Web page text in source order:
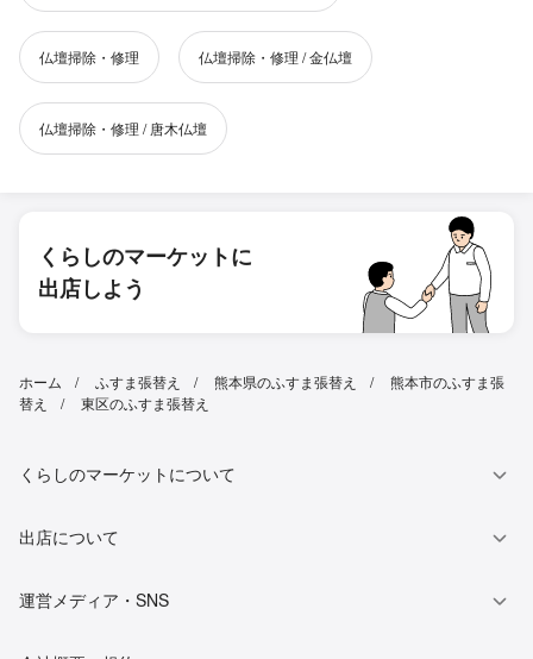
仏壇掃除・修理 仏壇掃除・修理 / 金仏壇
仏壇掃除・修理 / 唐木仏壇
くらしのマーケットに
出店しよう
ホーム ふすま張替え 熊本県のふすま張替え
熊本市のふすま張
替え
東区のふすま張替え
くらしのマーケットについて
出店について
運営メディア・SNS